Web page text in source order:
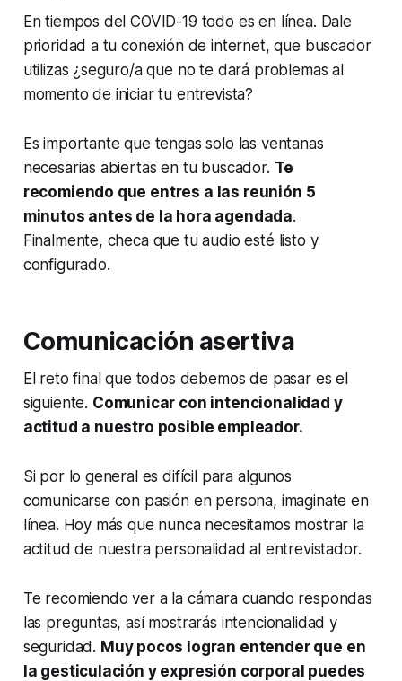
En tiempos del COVID-19 todo es en línea. Dale
prioridad a tu conexión de internet, que buscador
utilizas ¿seguro/a que no te dará problemas al
momento de iniciar tu entrevista?
Es importante que tengas solo las ventanas
necesarias abiertas en tu buscador. Te
recomiendo que entres a las reunión 5
minutos antes de la hora agendada.
Finalmente, checa que tu audio esté listo y
configurado.
Comunicación asertiva
El reto final que todos debemos de pasar es el
siguiente. Comunicar con intencionalidad y
actitud a nuestro posible empleador.
Si por lo general es difícil para algunos
comunicarse con pasión en persona, imaginate en
línea. Hoy más que nunca necesitamos mostrar la
actitud de nuestra personalidad al entrevistador.
Te recomiendo ver a la cámara cuando respondas
las preguntas, así mostrarás intencionalidad y
seguridad. Muy pocos logran entender que en
la gesticulación y expresión corporal puedes